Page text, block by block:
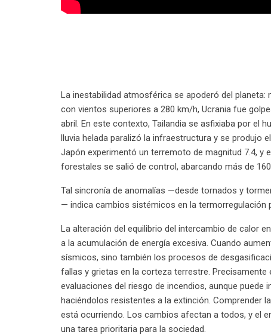
La inestabilidad atmosférica se apoderó del planeta:
con vientos superiores a 280 km/h, Ucrania fue
abril. En este contexto, Tailandia se asfixiaba por el
lluvia helada paralizó la infraestructura y se produjo
Japón experimentó un terremoto de magnitud 7.4,
forestales se salió de control, abarcando más de
Tal sincronía de anomalías —desde tornados y
— indica cambios sistémicos en la termorregulación
La alteración del equilibrio del intercambio de calor
a la acumulación de energía excesiva. Cuando
sísmicos, sino también los procesos de
fallas y grietas en la corteza terrestre.
evaluaciones del riesgo de incendios, aunque
haciéndolos resistentes a la extinción. Comprender
está ocurriendo. Los cambios afectan a todos, y el
una tarea prioritaria para la sociedad.